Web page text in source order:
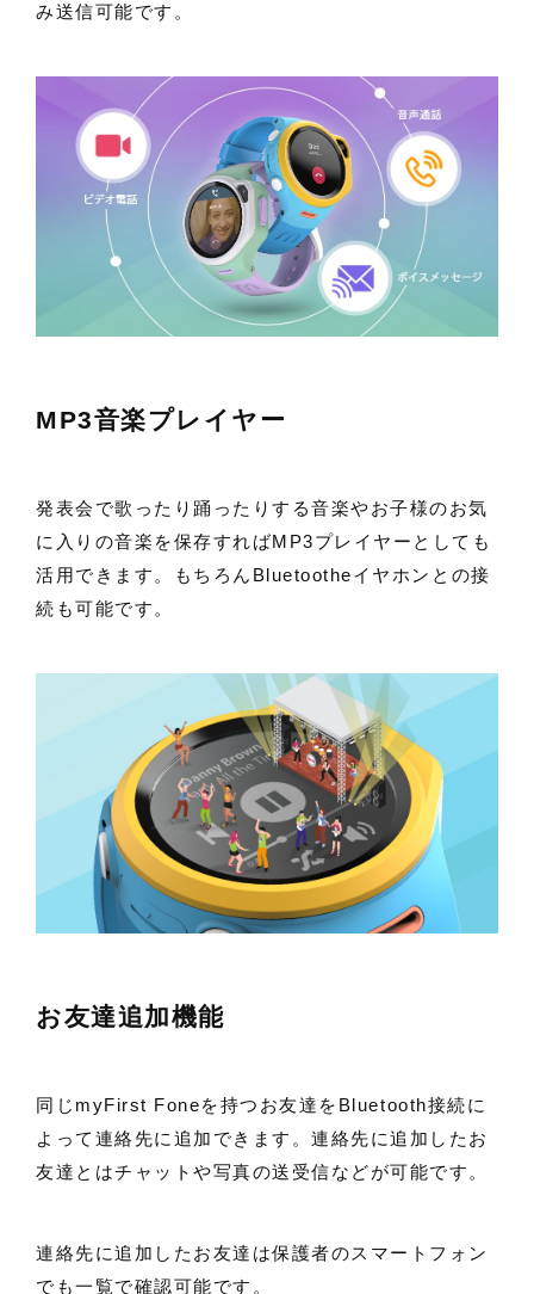
み送信可能です。
MP3音楽プレイヤー
発表会で歌ったり踊ったりする音楽やお子様のお気
に入りの音楽を保存すればMP3プレイヤーとしても
活用できます。もちろんBluetootheイヤホンとの接
続も可能です。
お友達追加機能
同じmyFirst Foneを持つお友達をBluetooth接続に
よって連絡先に追加できます。連絡先に追加したお
友達とはチャットや写真の送受信などが可能です。
連絡先に追加したお友達は保護者のスマートフォン
でも一覧で確認可能です。